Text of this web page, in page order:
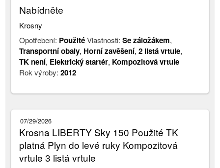
Nabídněte
Krosny
Opotřebení: PoužitéVlastnosti:Se záložákem,
Transportní obaly, Horní zavěšení,2 listá vrtule,
TK není, Elektrický startér, Kompozitová vrtule
Rok výroby:2012
07/29/2026
Krosna LIBERTY Sky 150 Použité TK
platná Plyn do levé ruky Kompozitová
vrtule 3 listá vrtule